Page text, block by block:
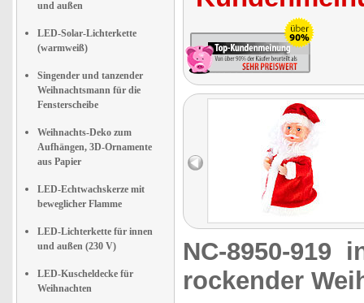
und außen
LED-Solar-Lichterkette
(warmweiß)
Singender und tanzender
Weihnachtsmann für die
Fensterscheibe
Weihnachts-Deko zum
Aufhängen, 3D-Ornamente
aus Papier
LED-Echtwachskerze mit
beweglicher Flamme
LED-Lichterkette für innen
und außen (230 V)
LED-Kuscheldecke für
Weihnachten
NC-8950-919
rockender